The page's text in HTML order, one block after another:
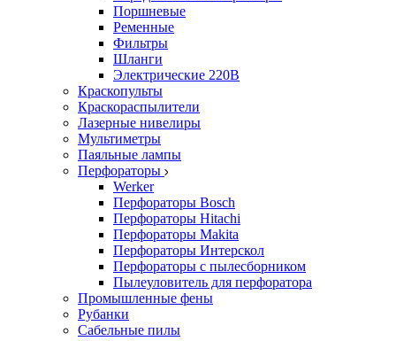
Поршневые
Ременные
Фильтры
Шланги
Электрические 220В
Краскопульты
Краскораспылители
Лазерные нивелиры
Мультиметры
Паяльные лампы
Перфораторы
Werker
Перфораторы Bosch
Перфораторы Hitachi
Перфораторы Makita
Перфораторы Интерскол
Перфораторы с пылесборником
Пылеуловитель для перфоратора
Промышленные фены
Рубанки
Сабельные пилы